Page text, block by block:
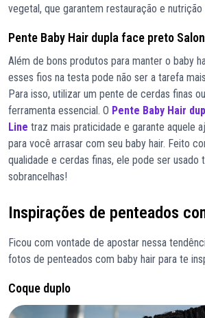
vegetal, que garantem restauração e nutrição
Pente Baby Hair dupla face preto
Além de bons produtos para manter o baby
esses fios na testa pode não ser a tarefa
Para isso, utilizar um pente de cerdas finas
ferramenta essencial. O Pente Baby Hair
Line traz mais praticidade e garante aquele
para você arrasar com seu baby hair. Feito
qualidade e cerdas finas, ele pode ser usado
sobrancelhas!
Inspirações de penteados
Ficou com vontade de apostar nessa
fotos de penteados com baby hair para te
Coque duplo